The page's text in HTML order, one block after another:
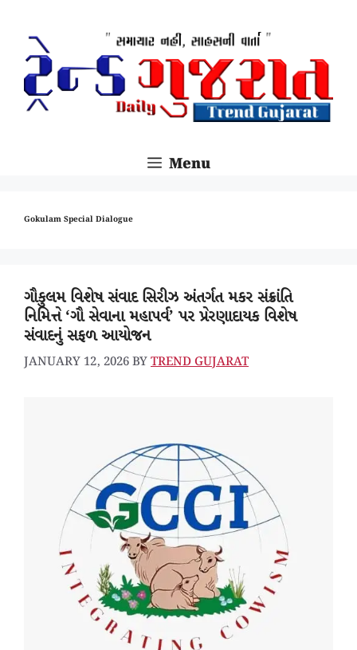
CONTENT
Menu
Gokulam Special Dialogue
ગૌકુલમ વિશેષ સંવાદ સિરીઝ અંતર્ગત મકર સંક્રાંતિ
નિમિત્તે ‘ગૌ સેવાના મહાપર્વ’ પર પ્રેરણાદાયક વિશેષ
સંવાદનું સફળ આયોજન
JANUARY 12, 2026BYTREND GUJARAT